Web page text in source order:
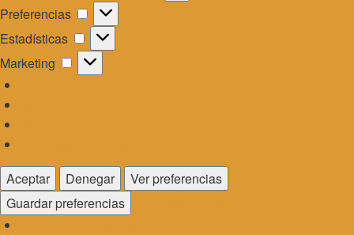
Preferencias
Preferencias
Estadísticas
Estadísticas
Marketing
Marketing
Aceptar
Denegar
Ver preferencias
Guardar preferencias